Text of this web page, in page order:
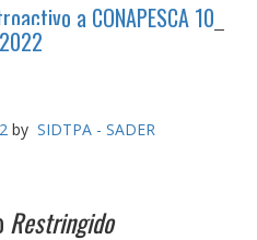
a CONAPESCA 10
by SIDTPA - SADER
Restringido